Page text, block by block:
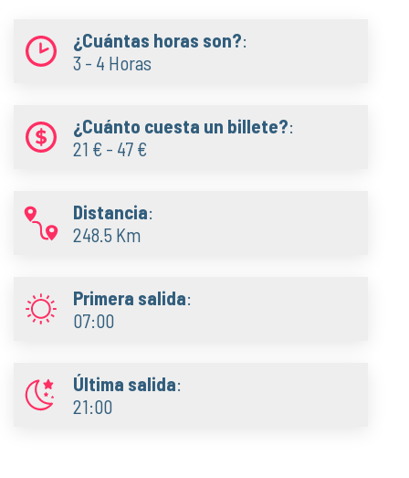
¿Cuántas horas son?:
3 - 4 Horas
¿Cuánto cuesta un billete?:
21 € - 47 €
Distancia:
248.5 Km
Primera salida:
07:00
Última salida:
21:00